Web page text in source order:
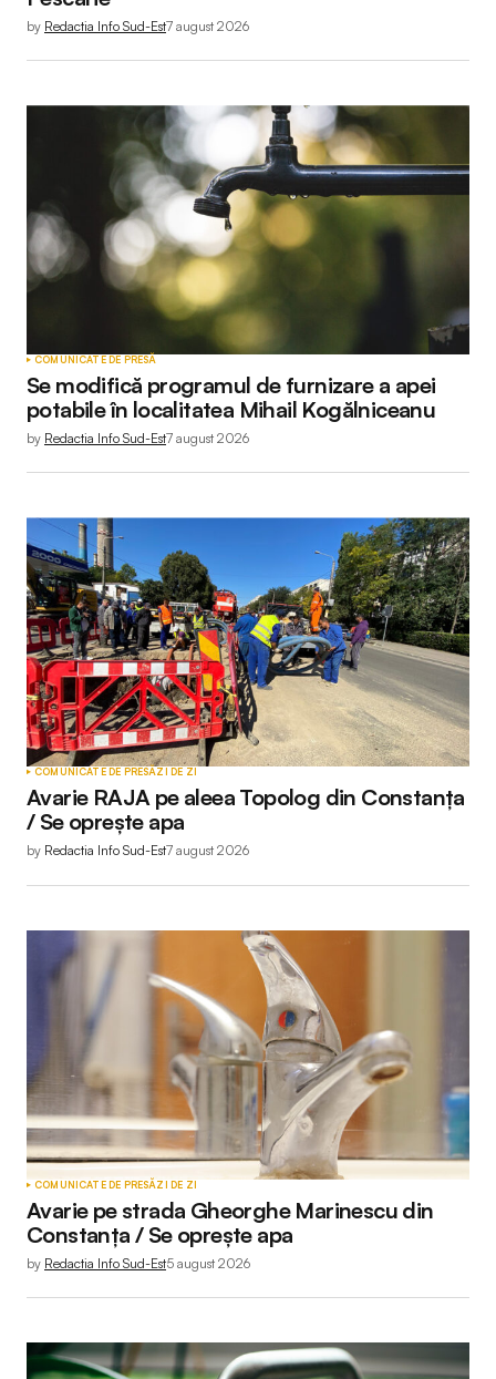
by Redactia Info Sud-Est7 august 2026
COMUNICATE DE PRESĂ
Se modifică programul de furnizare a apei
potabile în localitatea Mihail Kogălniceanu
by Redactia Info Sud-Est7 august 2026
COMUNICATE DE PRESĂZI DE ZI
Avarie RAJA pe aleea Topolog din Constanța
/ Se oprește apa
by Redactia Info Sud-Est7 august 2026
COMUNICATE DE PRESĂZI DE ZI
Avarie pe strada Gheorghe Marinescu din
Constanța / Se oprește apa
by Redactia Info Sud-Est5 august 2026